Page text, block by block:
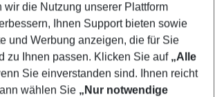
No children
Show more filter
wir die Nutzung unserer Plattform
Ihnen Support bieten sowie
und Werbung anzeigen, die für Sie
zu Ihnen passen. Klicken Sie auf „Alle
Sie einverstanden sind. Ihnen reicht
wählen Sie „Nur notwendige